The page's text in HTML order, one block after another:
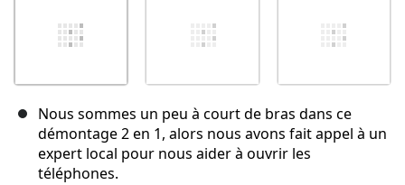
Nous sommes un peu à court de bras dans ce
démontage 2 en 1, alors nous avons fait appel à un
expert local pour nous aider à ouvrir les
téléphones.